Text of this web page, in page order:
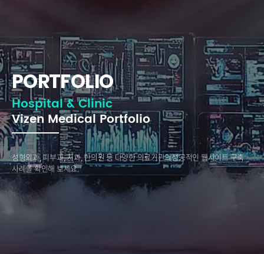
PORTFOLIO
Hospital & Clinic
Vizen Medical Portfolio
성형외과, 피부과, 치과, 한의원 등 다양한 의료기관의성공적인 웹사이트 구축
사례를 확인해 보세요.